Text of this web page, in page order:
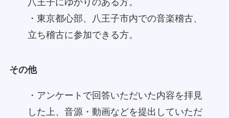
・東京都心部、八王子市内での音楽稽古、
立ち稽古に参加できる方。
その他
・アンケートで回答いただいた内容を拝見
した上、音源・動画などを提出していただ